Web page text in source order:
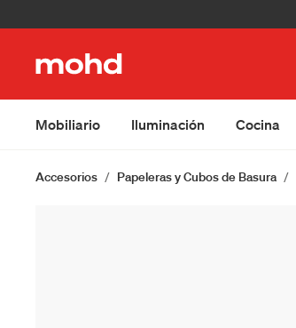
Mobiliario Iluminación Cocina
Accesorios Papeleras y Cubos de Basura